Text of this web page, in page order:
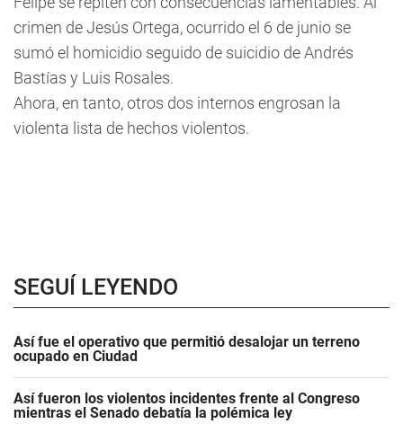
crimen de Jesús Ortega, ocurrido el 6 de junio se
sumó el homicidio seguido de suicidio de Andrés
Bastías y Luis Rosales.
Ahora, en tanto, otros dos internos engrosan la
violenta lista de hechos violentos.
SEGUÍ LEYENDO
Así fue el operativo que permitió desalojar un terreno
ocupado en Ciudad
Así fueron los violentos incidentes frente al Congreso
mientras el Senado debatía la polémica ley